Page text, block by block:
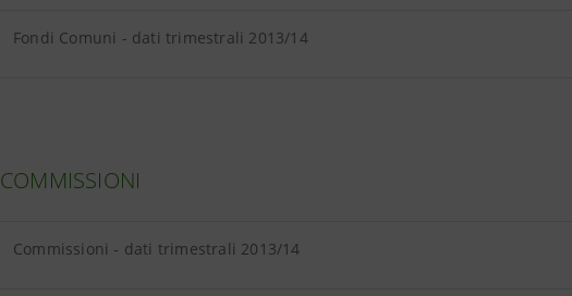
Fondi Comuni - dati trimestrali 2013/14
COMMISSIONI
Commissioni - dati trimestrali 2013/14